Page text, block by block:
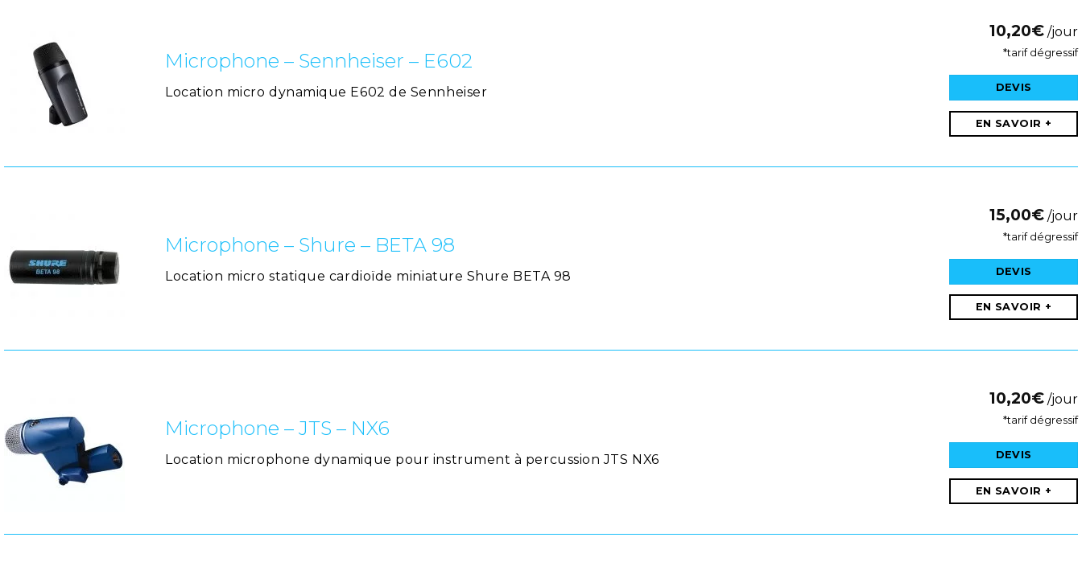
Microphone – Sennheiser – E602
Location micro dynamique E602 de Sennheiser
10,20€ /jour
*tarif dégressif
DEVIS
EN SAVOIR +
Microphone – Shure – BETA 98
Location micro statique cardioïde miniature Shure BETA 98
15,00€ /jour
*tarif dégressif
DEVIS
EN SAVOIR +
Microphone – JTS – NX6
Location microphone dynamique pour instrument à percussion JTS NX6
10,20€ /jour
*tarif dégressif
DEVIS
EN SAVOIR +